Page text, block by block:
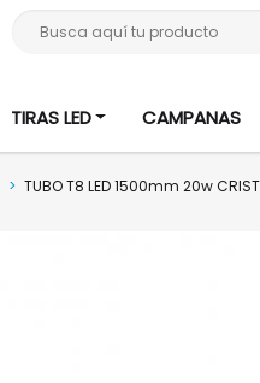
Busca aquí tu producto
TIRAS LED CAMPANAS
> TUBO T8 LED 1500mm 20w